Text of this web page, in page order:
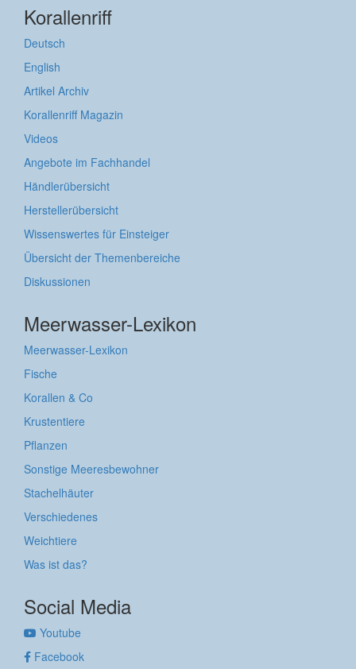
Korallenriff
Deutsch
English
Artikel Archiv
Korallenriff Magazin
Videos
Angebote im Fachhandel
Händlerübersicht
Herstellerübersicht
Wissenswertes für Einsteiger
Übersicht der Themenbereiche
Diskussionen
Meerwasser-Lexikon
Meerwasser-Lexikon
Fische
Korallen & Co
Krustentiere
Pflanzen
Sonstige Meeresbewohner
Stachelhäuter
Verschiedenes
Weichtiere
Was ist das?
Social Media
Youtube
Facebook